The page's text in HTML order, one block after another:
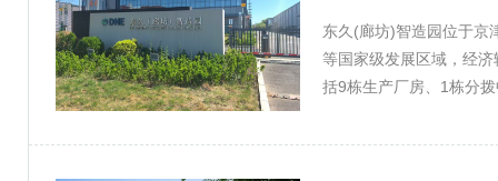
东久(廊坊)智造园位于京
等国家级发展区域，经
括9栋生产厂房、1栋分
等产业，致力于打造高